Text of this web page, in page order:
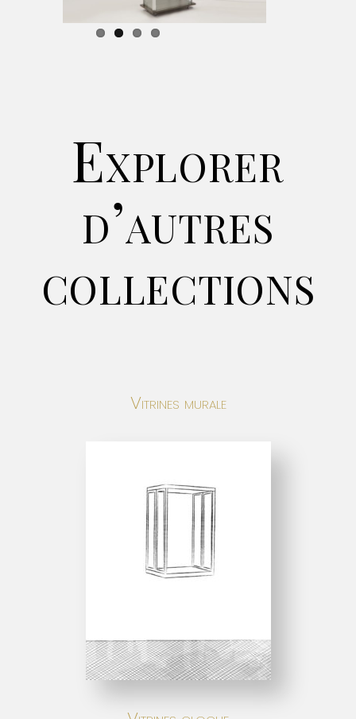
Explorer
d’autres
collections
Vitrines murale